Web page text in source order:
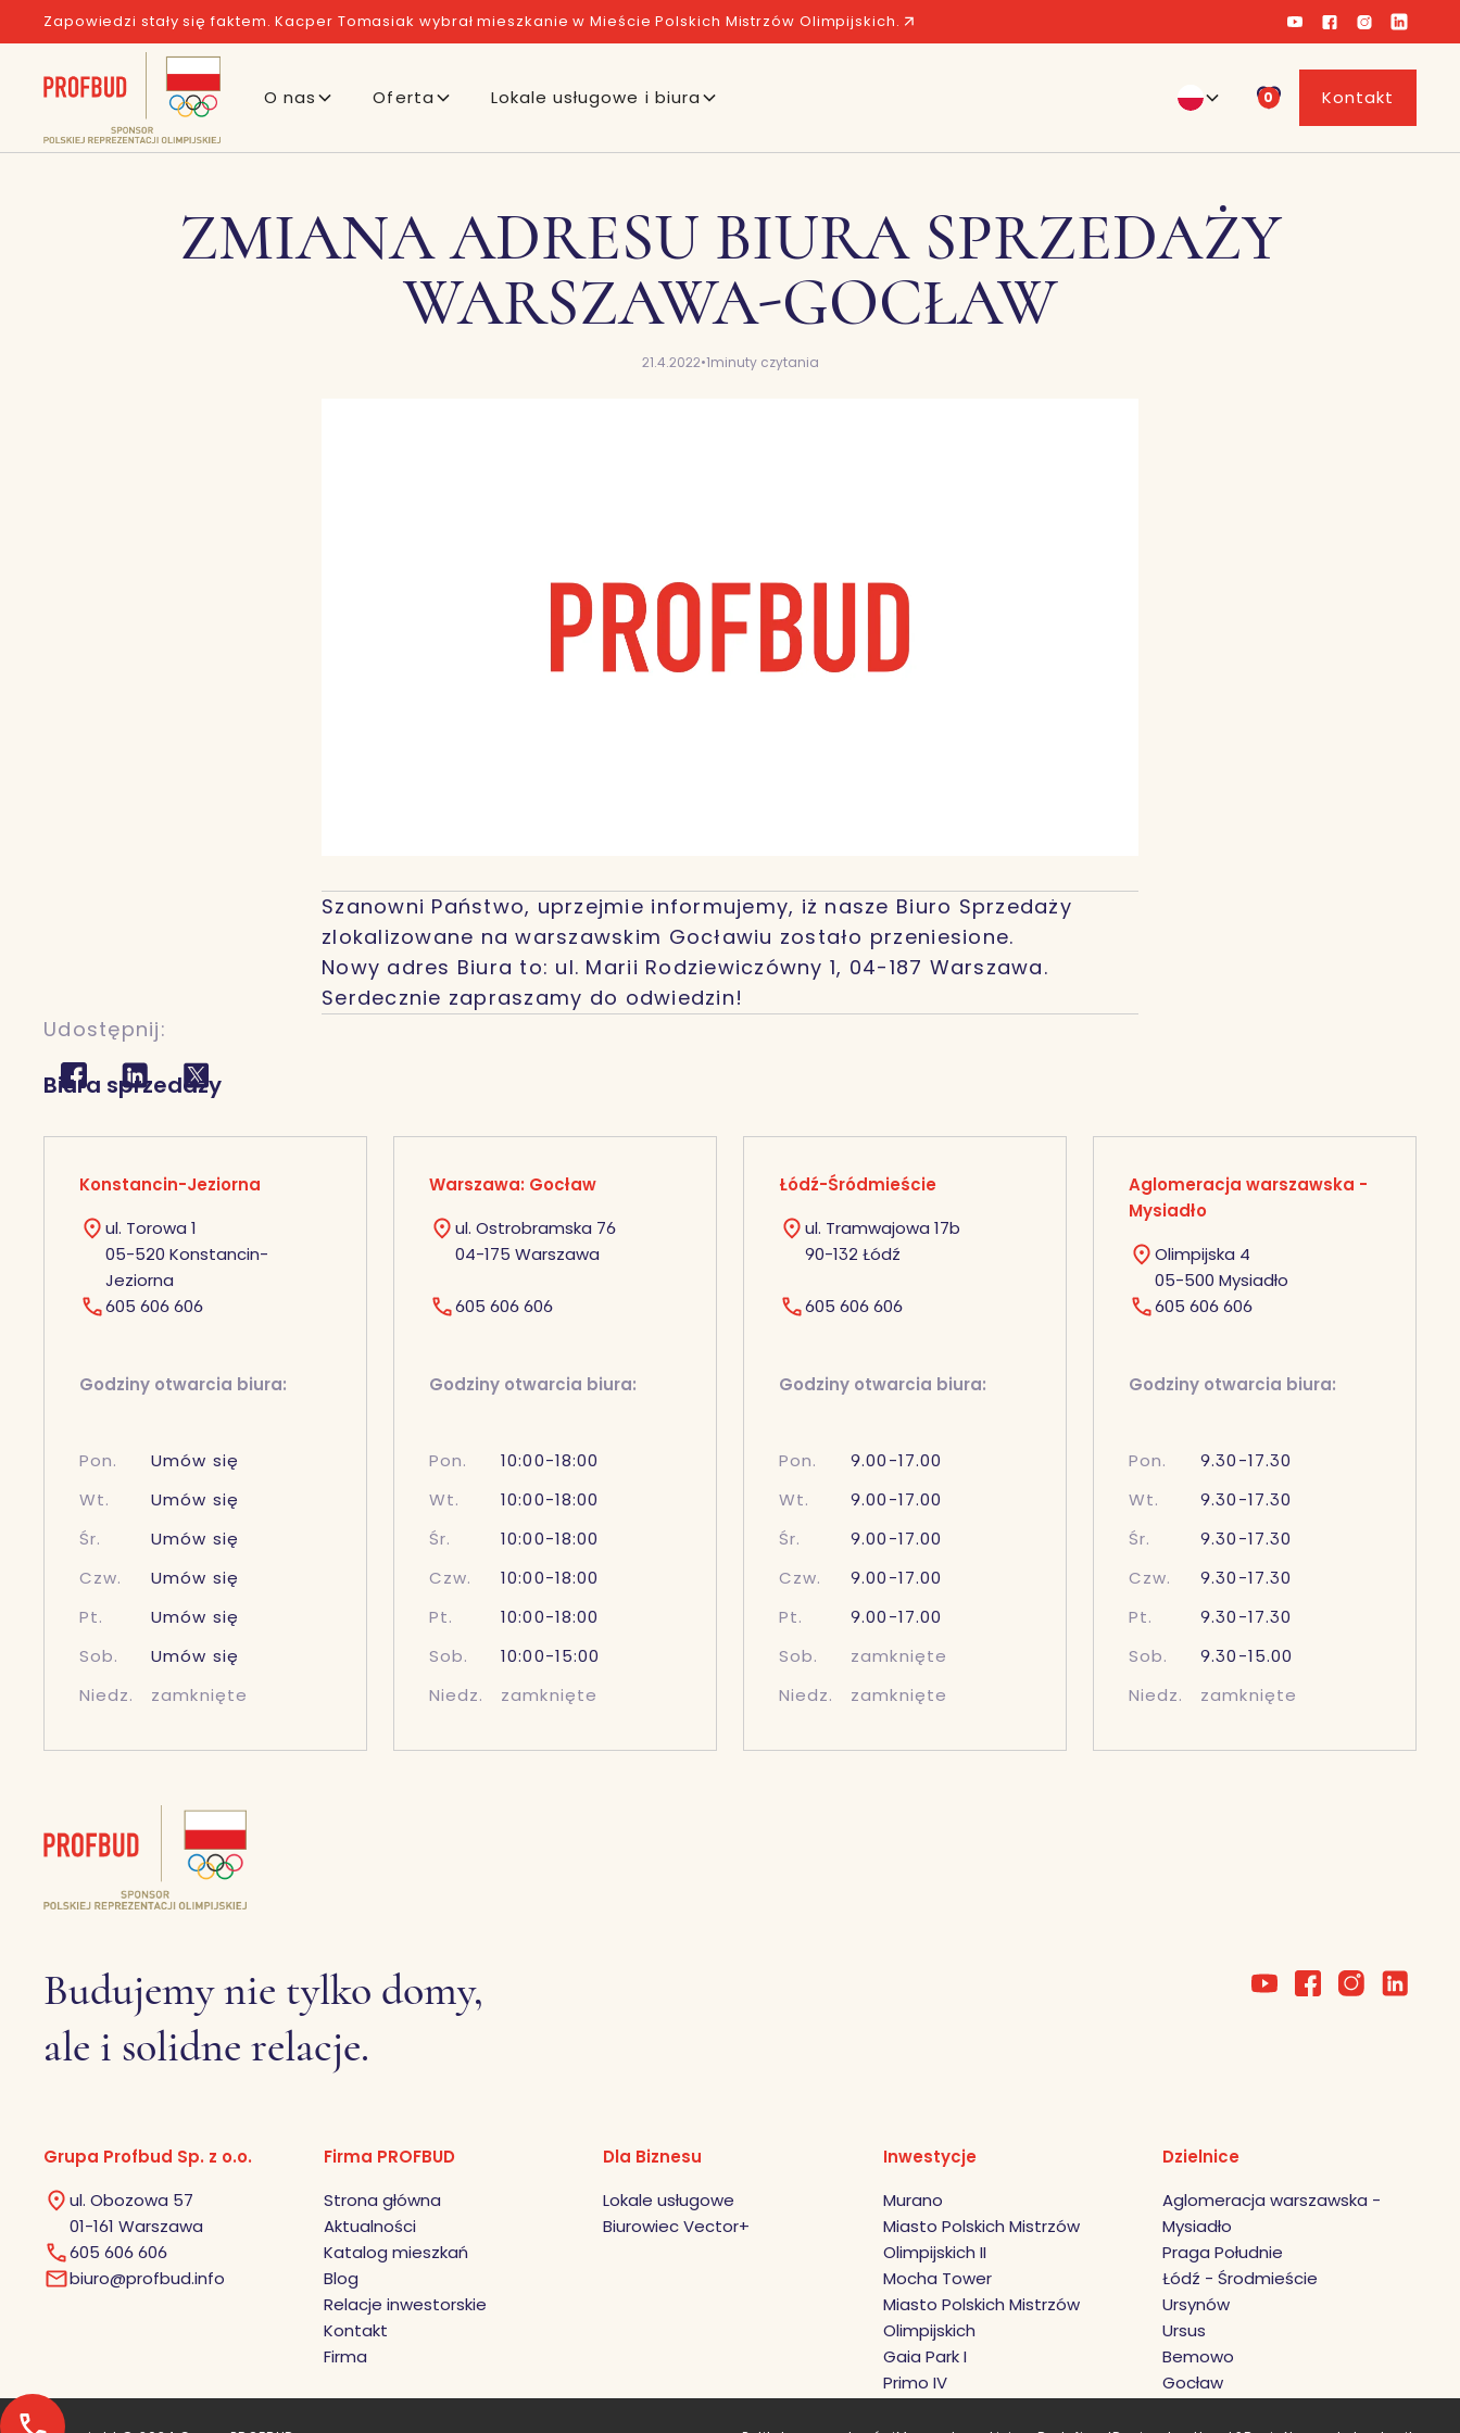
Zapowiedzi stały się faktem. Kacper Tomasiak wybrał mieszkanie w Mieście Polskich Mistrzów Olimpijskich.
O nas Oferta Lokale usługowe i biura 0 Kontakt
ZMIANA ADRESU BIURA SPRZEDAŻY
WARSZAWA-GOCŁAW
21.4.2022•1minuty czytania
Szanowni Państwo, uprzejmie informujemy, iż nasze Biuro Sprzedaży
zlokalizowane na warszawskim Gocławiu zostało przeniesione.
Nowy adres Biura to: ul. Marii Rodziewiczówny 1, 04-187 Warszawa.
Serdecznie zapraszamy do odwiedzin!
Udostępnij:
Biura sprzedaży
Konstancin-Jeziorna
ul. Torowa 1
05-520 Konstancin-
Jeziorna
605 606 606
Godziny otwarcia biura:
Pon.
Umów się
Wt.
Umów się
Śr.
Umów się
Czw.
Umów się
Pt.
Umów się
Sob.
Umów się
Niedz.
zamknięte
Warszawa: Gocław
ul. Ostrobramska 76
04-175 Warszawa
605 606 606
Godziny otwarcia biura:
Pon.
10:00-18:00
Wt.
10:00-18:00
Śr.
10:00-18:00
Czw.
10:00-18:00
Pt.
10:00-18:00
Sob.
10:00-15:00
Niedz.
zamknięte
Łódź-Śródmieście
ul. Tramwajowa 17b
90-132 Łódź
605 606 606
Godziny otwarcia biura:
Pon.
9.00-17.00
Wt.
9.00-17.00
Śr.
9.00-17.00
Czw.
9.00-17.00
Pt.
9.00-17.00
Sob.
zamknięte
Niedz.
zamknięte
Aglomeracja warszawska -
Mysiadło
Olimpijska 4
05-500 Mysiadło
605 606 606
Godziny otwarcia biura:
Pon.
9.30-17.30
Wt.
9.30-17.30
Śr.
9.30-17.30
Czw.
9.30-17.30
Pt.
9.30-17.30
Sob.
9.30-15.00
Niedz.
zamknięte
Budujemy nie tylko domy,
ale i solidne relacje.
Grupa Profbud Sp. z o.o.
ul. Obozowa 57
01-161 Warszawa
605 606 606
biuro@profbud.info
Firma PROFBUD
Strona główna
Aktualności
Katalog mieszkań
Blog
Relacje inwestorskie
Kontakt
Firma
Dla Biznesu
Lokale usługowe
Biurowiec Vector+
Inwestycje
Murano
Miasto Polskich Mistrzów
Olimpijskich II
Mocha Tower
Miasto Polskich Mistrzów
Olimpijskich
Gaia Park I
Primo IV
Dzielnice
Aglomeracja warszawska -
Mysiadło
Praga Południe
Łódź - Środmieście
Ursynów
Ursus
Bemowo
Gocław